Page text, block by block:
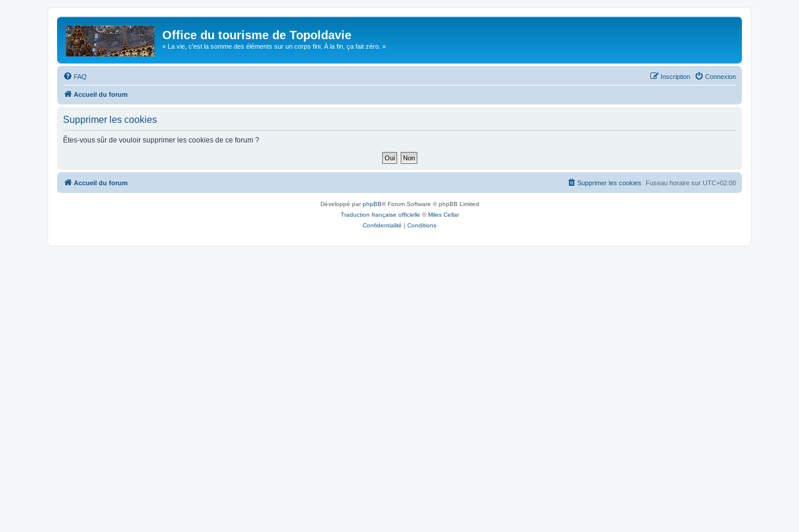
Office du tourisme de Topoldavie
« La vie, c'est la somme des éléments sur un corps fini. À la fin, ça fait zéro. »
FAQ Connexion
Inscription
Accueil du forum
Supprimer les cookies
Êtes-vous sûr de vouloir supprimer les cookies de ce forum ?
Accueil du forum Fuseau horaire sur UTC+02:00
Supprimer les cookies
Développé parphpBB® Forum Software © phpBB Limited
Traduction française officielle ©Miles Cellar
Confidentialité | Conditions